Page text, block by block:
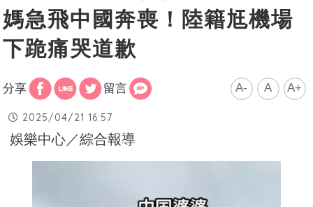
媽急飛中國奔喪！陸籍尪機場
下跪痛哭道歉
分享 留言 A- A A+
2025/04/21 16:57
娛樂中心／綜合報導